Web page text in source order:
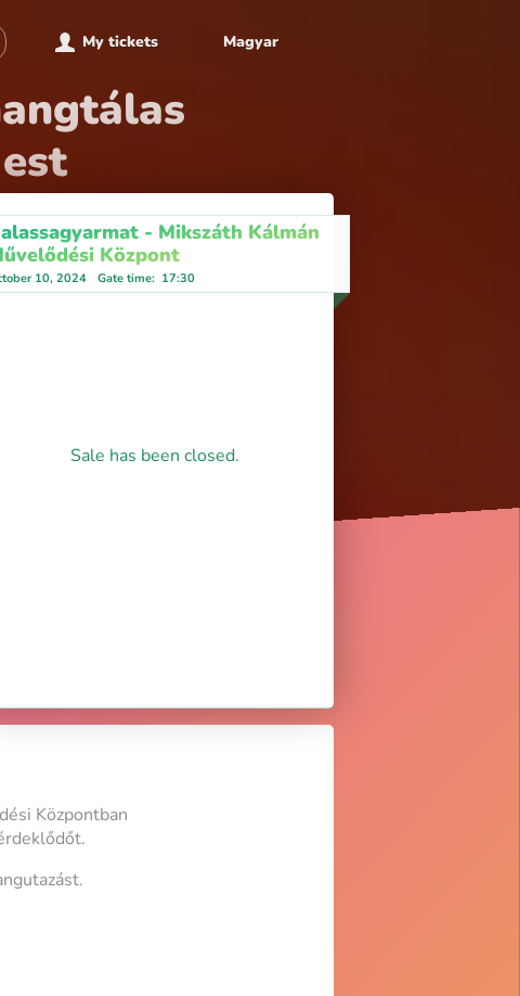
My tickets Magyar
- Mikszáth Kálmán
Központ
10, 2024 Gate time: 17:30
Sale has been closed.
Központban